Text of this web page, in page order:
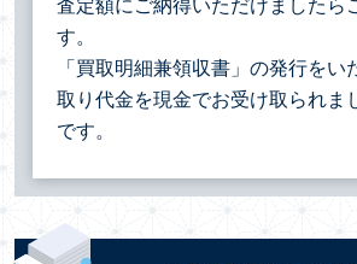
査定額にご納得いただけましたら
す。
「買取明細兼領収書」の発行をい
取り代金を現金でお受け取られま
です。